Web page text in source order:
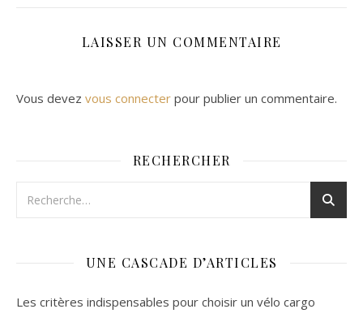
LAISSER UN COMMENTAIRE
Vous devez vous connecter pour publier un commentaire.
RECHERCHER
UNE CASCADE D’ARTICLES
Les critères indispensables pour choisir un vélo cargo